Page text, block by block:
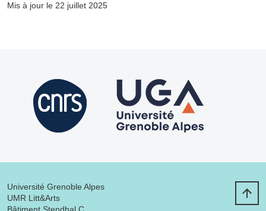
Mis à jour le 22 juillet 2025
Université Grenoble Alpes
UMR Litt&Arts